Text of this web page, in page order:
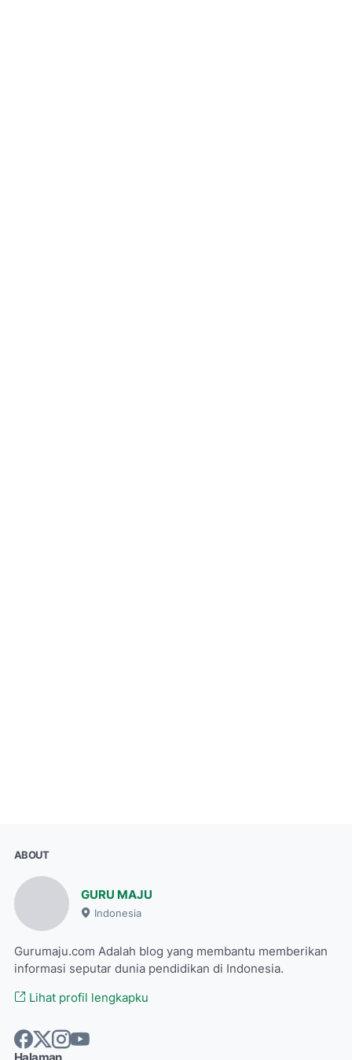
ABOUT
GURU MAJU
Indonesia
Gurumaju.com Adalah blog yang membantu memberikan
informasi seputar dunia pendidikan di Indonesia.
Lihat profil lengkapku